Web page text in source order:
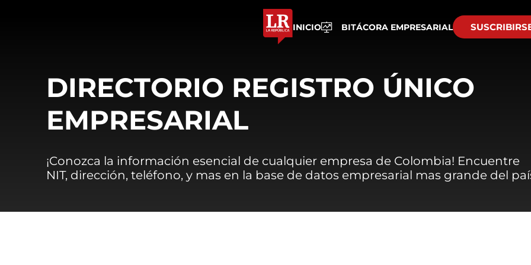
INICIO BITÁCORA EMPRESARIAL
DIRECTORIO REGISTRO ÚNICO
EMPRESARIAL
¡Conozca la información esencial de cualquier empresa de Colombia! Encuentre
NIT, dirección, teléfono, y mas en la base de datos empresarial mas grande del